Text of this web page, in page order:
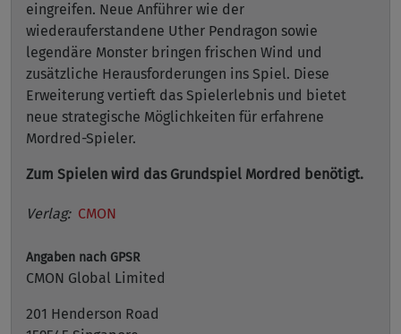
eingreifen. Neue Anführer wie der
wiederauferstandene Uther Pendragon sowie
legendäre Monster bringen frischen Wind und
zusätzliche Herausforderungen ins Spiel. Diese
Erweiterung vertieft das Spielerlebnis und bietet
neue strategische Möglichkeiten für erfahrene
Mordred-Spieler.
Zum Spielen wird das Grundspiel Mordred benötigt.
Verlag: CMON
Angaben nach GPSR
CMON Global Limited
201 Henderson Road